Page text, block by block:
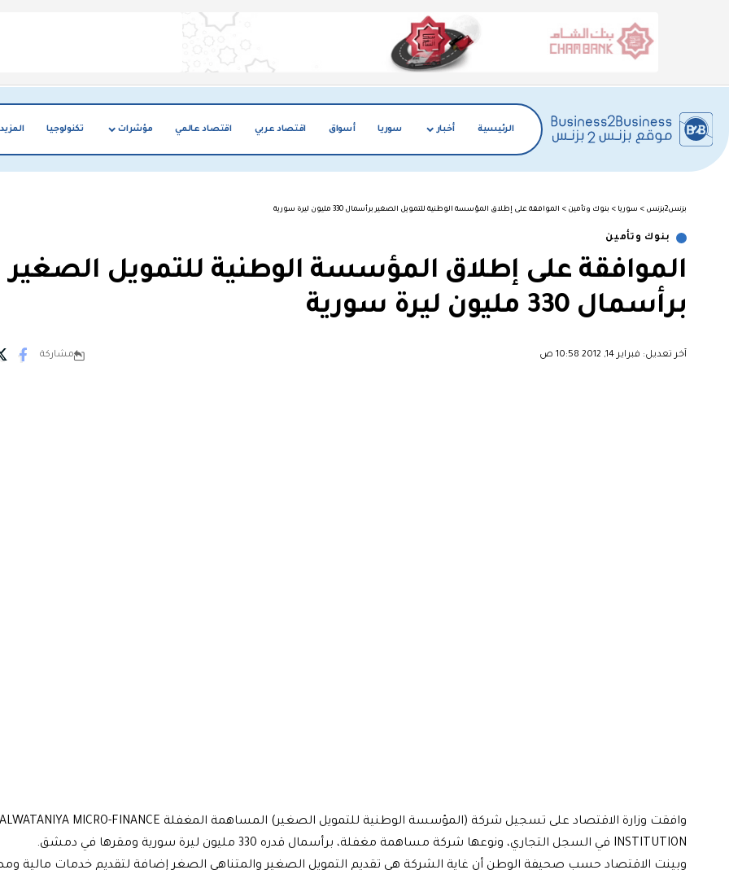
الرئيسية أخبار سوريا أسواق اقتصاد عربي اقتصاد عالمي مؤشرات تكنولوجيا المزيد
بزنس2بزنس > سوريا > بنوك وتأمين > الموافقة على إطلاق المؤسسة الوطنية للتمويل الصغير برأسمال 330 مليون ليرة سورية
بنوك وتأمين
الموافقة على إطلاق المؤسسة الوطنية للتمويل الصغير
برأسمال 330 مليون ليرة سورية
آخر تعديل: فبراير 14, 2012 10:58 ص مشاركة
وافقت وزارة الاقتصاد على تسجيل شركة (المؤسسة الوطنية للتمويل الصغير) المساهمة المغفلة ALWATANIYA MICRO-FINANCE
INSTITUTION في السجل التجاري، ونوعها شركة مساهمة مغفلة، برأسمال قدره 330 مليون ليرة سورية ومقرها في دمشق.
وبينت الاقتصاد حسب صحيفة الوطن أن غاية الشركة هي تقديم التمويل الصغير والمتناهي الصغر إضافة لتقديم خدمات مالية